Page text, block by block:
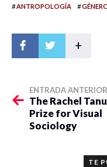
#ANTROPOLOGÍA #
+
ENTRADA ANTERIOR
The Rachel
Prize for Visual
Sociology
TE